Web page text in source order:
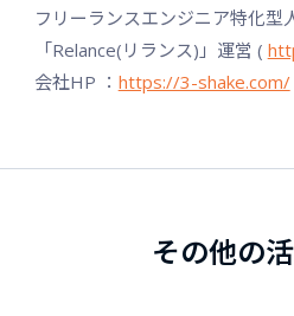
フリーランスエンジニア特化型
「Relance(リランス)」運営 (
会社HP ： https://3-shake.com/
その他の